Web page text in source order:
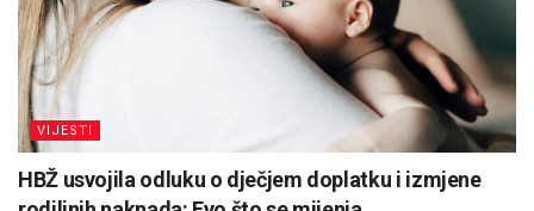
VIJESTI
HBŽ usvojila odluku o dječjem doplatku i izmjene